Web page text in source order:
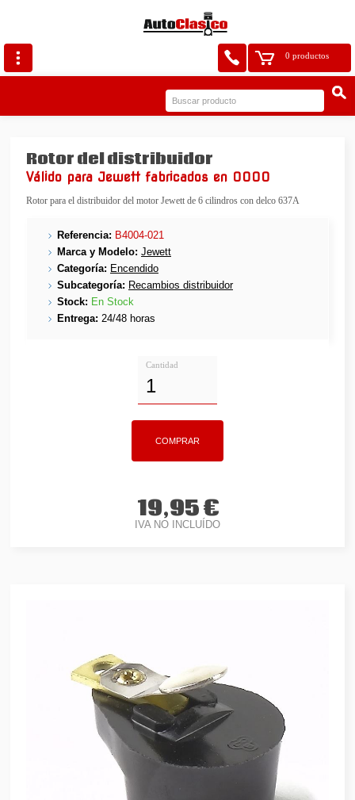
0 productos
Rotor del distribuidor
Válido para Jewett fabricados en 0000
Rotor para el distribuidor del motor Jewett de 6 cilindros con delco 637A
Referencia: B4004-021
Marca y Modelo: Jewett
Categoría: Encendido
Subcategoría: Recambios distribuidor
Stock: En Stock
Entrega: 24/48 horas
Cantidad
19,95 €
IVA NO INCLUÍDO